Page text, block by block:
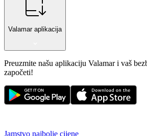
Valamar aplikacija
Preuzmite našu aplikaciju Valamar i vaš
započeti!
Jamstvo najbolje cijene